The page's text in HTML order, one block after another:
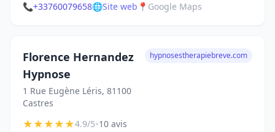
📞+33760079658🌐Site web 📍 Google Maps
Florence Hernandez
Hypnose
1 Rue Eugène Léris, 81100
Castres
hypnosestherapiebreve.com
★★★★★4.9/5•10 avis